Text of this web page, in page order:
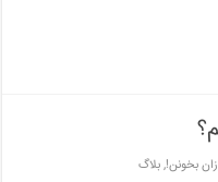
بخونن!,بلاگ